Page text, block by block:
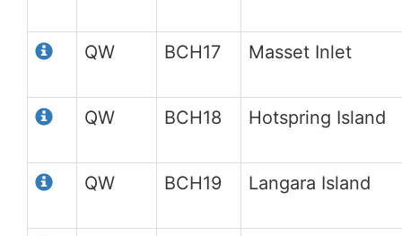
QW BCH17 Masset Inlet
QW BCH18 Hotspring Island
QW BCH19 Langara Island